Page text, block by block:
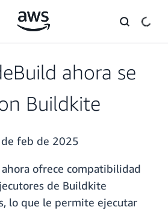
ahora se
Buildkite
feb de 2025
ahora ofrece compatibilidad
de Buildkite
lo que le permite ejecutar